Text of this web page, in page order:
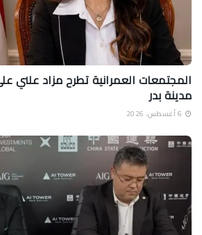
مدينة بدر